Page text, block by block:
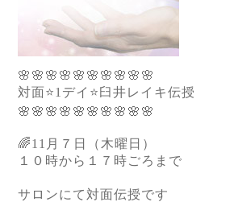
🌸🌸🌸🌸🌸🌸🌸🌸🌸🌸
対面⭐️1デイ⭐️臼井レイキ伝授
🌸🌸🌸🌸🌸🌸🌸🌸🌸🌸
🌈11月７日（木曜日）
１０時から１７時ごろまで
サロンにて対面伝授です